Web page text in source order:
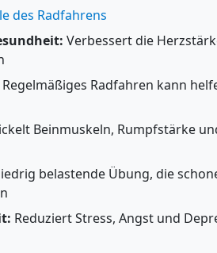
des Radfahrens
Verbessert die
Regelmäßiges Radfahren kann
Beinmuskeln, Rumpfstärke
belastende Übung, die
Reduziert Stress, Angst und